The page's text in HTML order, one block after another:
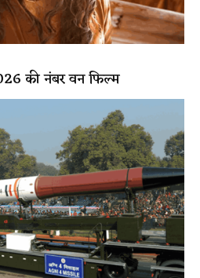
की नंबर वन फिल्म